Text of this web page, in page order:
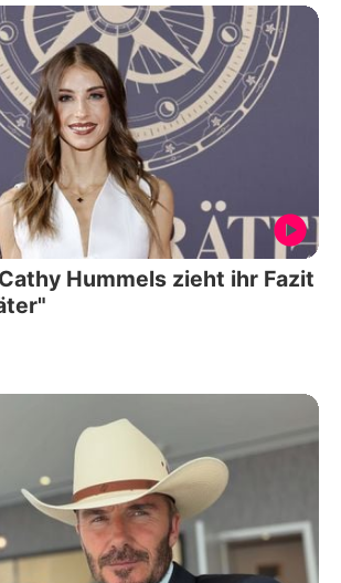
Hummels zieht ihr Fazit